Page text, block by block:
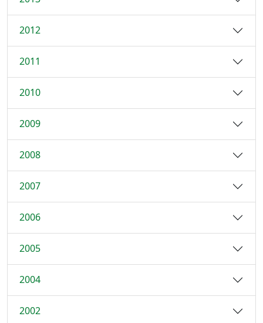
2012
2011
2010
2009
2008
2007
2006
2005
2004
2002